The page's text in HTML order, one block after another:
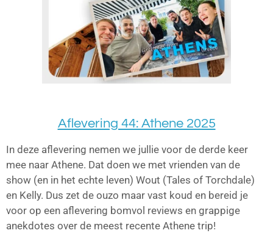
Aflevering 44: Athene 2025
In deze aflevering nemen we jullie voor de derde keer
mee naar Athene. Dat doen we met vrienden van de
show (en in het echte leven) Wout (Tales of Torchdale)
en Kelly. Dus zet de ouzo maar vast koud en bereid je
voor op een aflevering bomvol reviews en grappige
anekdotes over de meest recente Athene trip!